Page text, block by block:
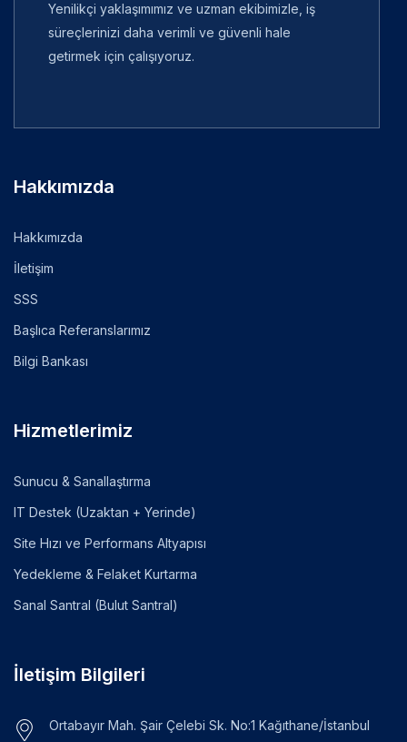
Yenilikçi yaklaşımımız ve uzman ekibimizle, iş
süreçlerinizi daha verimli ve güvenli hale
getirmek için çalışıyoruz.
Hakkımızda
Hakkımızda
İletişim
SSS
Başlıca Referanslarımız
Bilgi Bankası
Hizmetlerimiz
Sunucu & Sanallaştırma
IT Destek (Uzaktan + Yerinde)
Site Hızı ve Performans Altyapısı
Yedekleme & Felaket Kurtarma
Sanal Santral (Bulut Santral)
İletişim Bilgileri
Ortabayır Mah. Şair Çelebi Sk. No:1 Kağıthane/İstanbul